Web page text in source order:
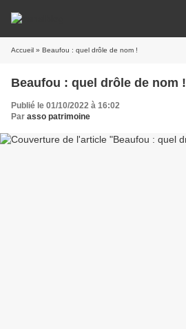
Accueil » Beaufou : quel drôle de nom !
Beaufou : quel drôle de nom !
Publié le 01/10/2022 à 16:02
Par asso patrimoine